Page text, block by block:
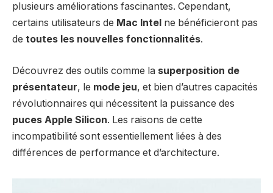
plusieurs améliorations fascinantes. Cependant,
certains utilisateurs de Mac Intel ne bénéficieront pas
de toutes les nouvelles fonctionnalités.
Découvrez des outils comme la superposition de
présentateur, le mode jeu, et bien d’autres capacités
révolutionnaires qui nécessitent la puissance des
puces Apple Silicon. Les raisons de cette
incompatibilité sont essentiellement liées à des
différences de performance et d’architecture.